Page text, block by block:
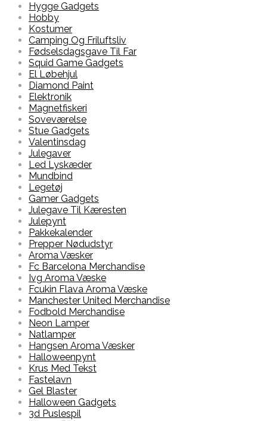
Hygge Gadgets
Hobby
Kostumer
Camping Og Friluftsliv
Fødselsdagsgave Til Far
Squid Game Gadgets
El Løbehjul
Diamond Paint
Elektronik
Magnetfiskeri
Soveværelse
Stue Gadgets
Valentinsdag
Julegaver
Led Lyskæder
Mundbind
Legetøj
Gamer Gadgets
Julegave Til Kæresten
Julepynt
Pakkekalender
Prepper Nødudstyr
Aroma Væsker
Fc Barcelona Merchandise
Ivg Aroma Væske
Fcukin Flava Aroma Væske
Manchester United Merchandise
Fodbold Merchandise
Neon Lamper
Natlamper
Hangsen Aroma Væsker
Halloweenpynt
Krus Med Tekst
Fastelavn
Gel Blaster
Halloween Gadgets
3d Puslespil